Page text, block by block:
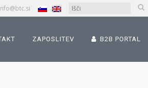
ZAPOSLITEV B2B PORTAL